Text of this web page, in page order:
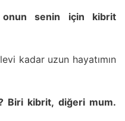
senin için kibrit
kadar uzun hayatımın
Biri kibrit, diğeri mum.